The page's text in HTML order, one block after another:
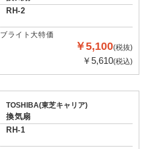
RH-2
ブライト大特価
￥5,100(税抜)
￥5,610(税込)
TOSHIBA(東芝キャリア)
換気扇
RH-1